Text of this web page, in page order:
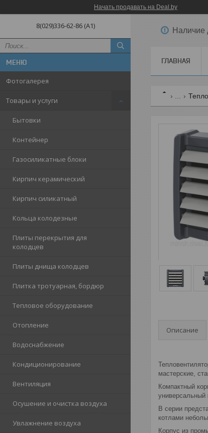
Начать продавать на Deal.by
8(029)336-62-86 (A1)
Фотогалерея
Товары и услуги
Бытовки
Контейнер
Газосиликатные блоки
Кирпич керамический
Кирпич силикатный
Кольца колодезные
Плиты перекрытия для
колодцев
Плиты днища колодцев
Плитка тротуарная, бордюр
Тепловое оборудование
Отопление
Водоснабжение
Кондиционирование
Вентиляция
Осушение и очистка воздуха
Увлажнение воздуха
Наличие
ГЛАВНАЯ
Описание
мастерские,
Компактный
универсальный
В серии
котлами
Корпус из